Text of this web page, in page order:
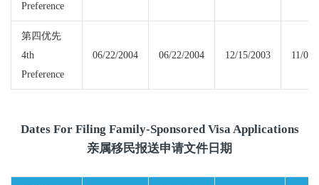
Preference
第四优先
4th
Preference
06/22/2004 06/22/2004 12/15/2003 11/01/
Dates For Filing Family-Sponsored Visa Applications
亲属移民报送申请文件日期